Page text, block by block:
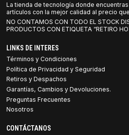
La tienda de tecnología donde
artículos con la mejor calidad al precio
NO CONTAMOS CON TODO EL STOCK
PRODUCTOS CON ETIQUETA “RETIRO
LINKS DE INTERES
Términos y Condiciones
Política de Privacidad y Seguridad
Retiros y Despachos
Garantías, Cambios y Devoluciones.
Preguntas Frecuentes
Nosotros
CONTÁCTANOS